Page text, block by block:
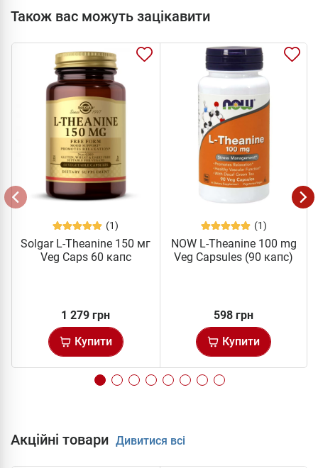
Також вас можуть зацікавити
(1)
Solgar L-Theanine 150 мг
Veg Caps 60 капс
1 279 грн
Купити
(1)
NOW L-Theanine 100 mg
Veg Capsules (90 капс)
598 грн
Купити
Акційні товари Дивитися всі